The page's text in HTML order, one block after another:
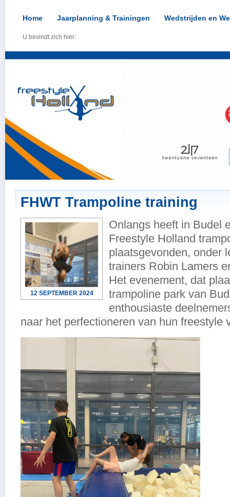
FHWT Trampoline training
12 SEPTEMBER 2024
Onlangs heeft in Budel
Freestyle Holland
plaatsgevonden, onder
trainers Robin Lamers
Het evenement, dat
trampoline park van
enthousiaste
naar het perfectioneren van hun freestyle
Home Jaarplanning & Trainingen Wedstrijden en
U bevindt zich hier: